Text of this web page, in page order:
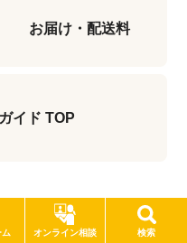
オンライン相談 検索
お届け・配送料
イド TOP